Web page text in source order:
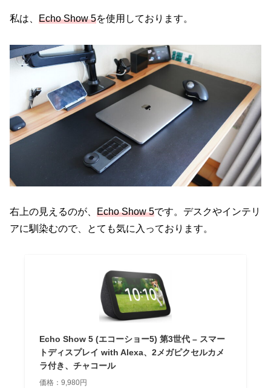
私は、 Echo Show 5を使用しております。
右上の見えるのが、 Echo Show 5です。デスクやインテリ
アに馴染むので、とても気に入っております。
Echo Show 5 (エコーショー5) 第3世代 – スマー
トディスプレイ with Alexa、2メガピクセルカメ
ラ付き、チャコール
価格：9,980円